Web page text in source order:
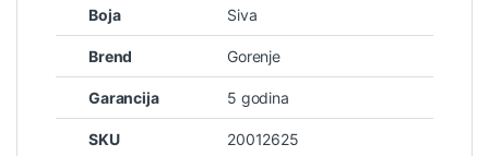
Boja Siva
Brend Gorenje
Garancija 5 godina
SKU 20012625